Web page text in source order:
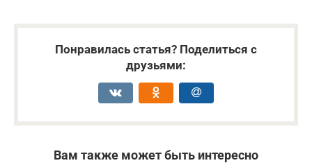
Понравилась статья? Поделиться с
друзьями:
Вам также может быть интересно